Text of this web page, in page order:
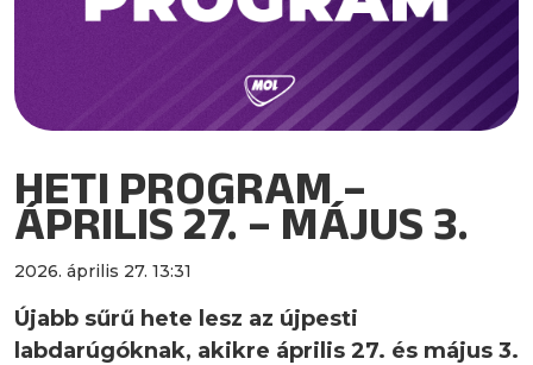
HETI PROGRAM –
ÁPRILIS 27. – MÁJUS 3.
2026. április 27. 13:31
Újabb sűrű hete lesz az újpesti
labdarúgóknak, akikre április 27. és május 3.